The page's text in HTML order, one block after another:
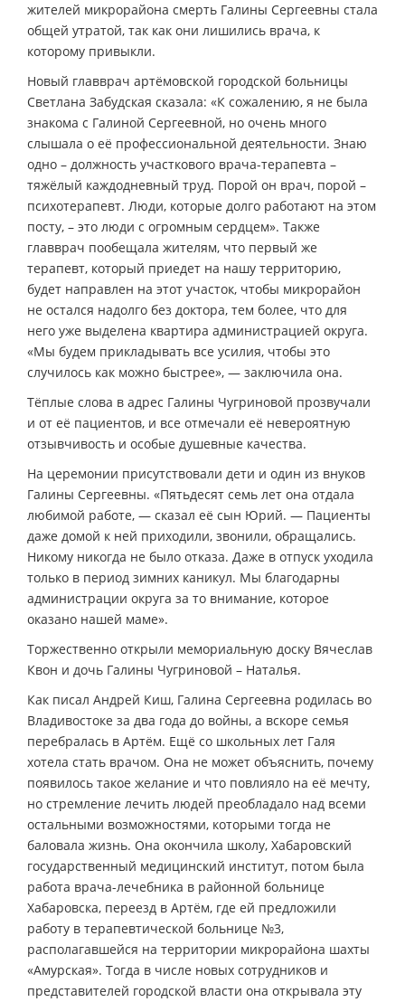
жителей микрорайона смерть Галины Сергеевны стала
общей утратой, так как они лишились врача, к
которому привыкли.
Новый главврач артёмовской городской больницы
Светлана Забудская сказала: «К сожалению, я не была
знакома с Галиной Сергеевной, но очень много
слышала о её профессиональной деятельности. Знаю
одно – должность участкового врача-терапевта –
тяжёлый каждодневный труд. Порой он врач, порой –
психотерапевт. Люди, которые долго работают на этом
посту, – это люди с огромным сердцем». Также
главврач пообещала жителям, что первый же
терапевт, который приедет на нашу территорию,
будет направлен на этот участок, чтобы микрорайон
не остался надолго без доктора, тем более, что для
него уже выделена квартира администрацией округа.
«Мы будем прикладывать все усилия, чтобы это
случилось как можно быстрее», — заключила она.
Тёплые слова в адрес Галины Чугриновой прозвучали
и от её пациентов, и все отмечали её невероятную
отзывчивость и особые душевные качества.
На церемонии присутствовали дети и один из внуков
Галины Сергеевны. «Пятьдесят семь лет она отдала
любимой работе, — сказал её сын Юрий. — Пациенты
даже домой к ней приходили, звонили, обращались.
Никому никогда не было отказа. Даже в отпуск уходила
только в период зимних каникул. Мы благодарны
администрации округа за то внимание, которое
оказано нашей маме».
Торжественно открыли мемориальную доску Вячеслав
Квон и дочь Галины Чугриновой – Наталья.
Как писал Андрей Киш, Галина Сергеевна родилась во
Владивостоке за два года до войны, а вскоре семья
перебралась в Артём. Ещё со школьных лет Галя
хотела стать врачом. Она не может объяснить, почему
появилось такое желание и что повлияло на её мечту,
но стремление лечить людей преобладало над всеми
остальными возможностями, которыми тогда не
баловала жизнь. Она окончила школу, Хабаровский
государственный медицинский институт, потом была
работа врача-лечебника в районной больнице
Хабаровска, переезд в Артём, где ей предложили
работу в терапевтической больнице №3,
располагавшейся на территории микрорайона шахты
«Амурская». Тогда в числе новых сотрудников и
представителей городской власти она открывала эту